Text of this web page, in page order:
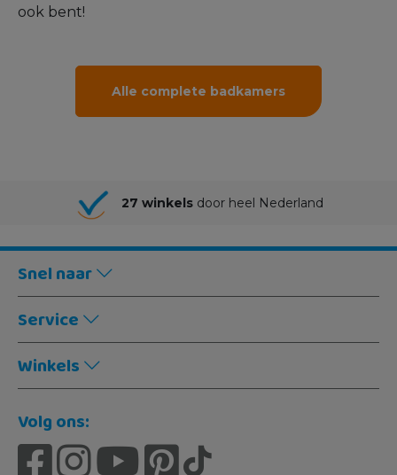
ook bent!
Alle complete badkamers
27 winkels door heel Nederland
Snel naar
Service
Winkels
Volg ons: